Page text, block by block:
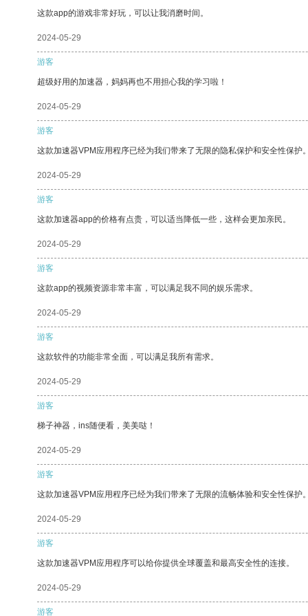
这款app的游戏非常好玩，可以让我消磨时间。
2024-05-29
游客
超级好用的加速器，妈妈再也不用担心我的学习啦！
2024-05-29
游客
这款加速器VPM应用程序已经为我们带来了无限的隐私保护和安全性保护
2024-05-29
游客
这款加速器app的价格有点贵，可以适当降低一些，这样会更加亲民。
2024-05-29
游客
这款app的视频资源非常丰富，可以满足我不同的娱乐需求。
2024-05-29
游客
这款软件的功能非常全面，可以满足我所有需求。
2024-05-29
游客
梯子神器，ins随便看，美美哒！
2024-05-29
游客
这款加速器VPM应用程序已经为我们带来了无限的流畅体验和安全性保护
2024-05-29
游客
这款加速器VPM应用程序可以给你提供全球覆盖和最高安全性的连接。
2024-05-29
游客